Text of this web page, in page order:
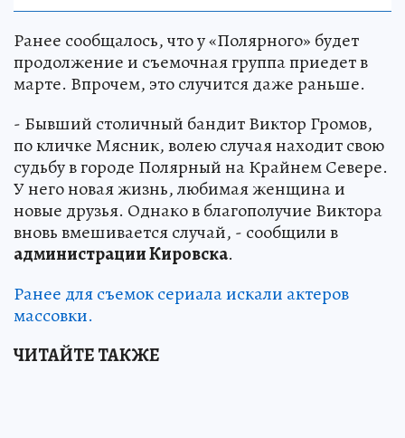
Ранее сообщалось, что у «Полярного» будет
продолжение и съемочная группа приедет в
марте. Впрочем, это случится даже раньше.
- Бывший столичный бандит Виктор Громов,
по кличке Мясник, волею случая находит свою
судьбу в городе Полярный на Крайнем Севере.
У него новая жизнь, любимая женщина и
новые друзья. Однако в благополучие Виктора
вновь вмешивается случай, - сообщили в
администрации Кировска.
Ранее для съемок сериала искали актеров
массовки.
ЧИТАЙТЕ ТАКЖЕ